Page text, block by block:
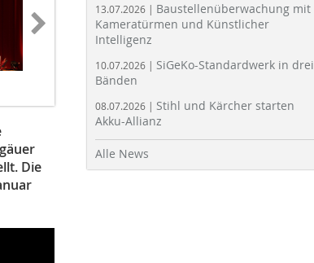
Foto: Michaela Podschun
Die
13.07.2026 | Baustellenüberwachung mit
Kameratürmen und Künstlicher
Intelligenz
10.07.2026 | SiGeKo-Standardwerk in drei
Bänden
08.07.2026 | Stihl und Kärcher starten
Akku-Allianz
Alle News